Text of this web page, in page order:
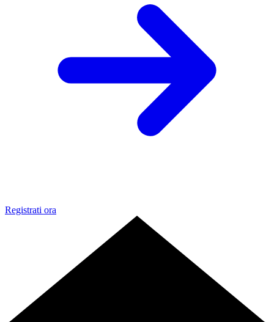
Registrati ora